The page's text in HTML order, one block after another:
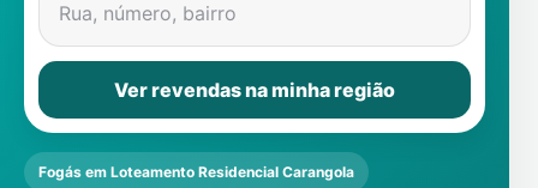
Rua, número, bairro
Ver revendas na minha região
Fogás em Loteamento Residencial Carangola